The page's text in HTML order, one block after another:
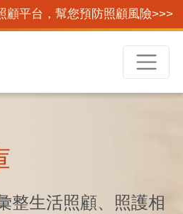
顧平台，幫您預防照顧風險>>>
整生活照顧、照護相